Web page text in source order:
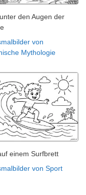
den Augen der
von
Mythologie
einem Surfbrett
von Sport